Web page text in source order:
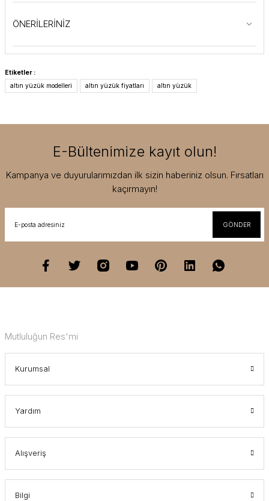
ÖNERİLERİNİZ
Etiketler :
altın yüzük modelleri
altın yüzük fiyatları altın yüzük
E-Bültenimize kayıt olun!
Kampanya ve duyurularımızdan ilk sizin haberiniz olsun. Fırsatları
kaçırmayın!
GÖNDER
Mutluluğun Res'mi
Kurumsal
Yardım
Alışveriş
Bilgi